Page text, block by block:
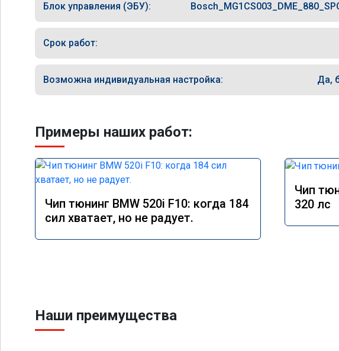
Блок управления (ЭБУ):
Срок работ:
Возможна индивидуальная настройка: Да,
Примеры наших работ:
Чип тюнинг BMW 520i F10: когда 184
сил хватает, но не радует.
Чип
320 лс
Наши преимущества